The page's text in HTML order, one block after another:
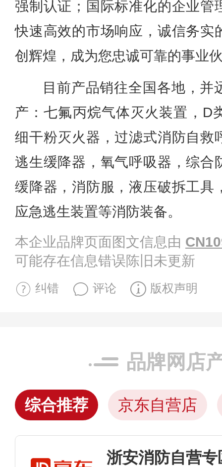
强制认证；国际标准化的企业管
快速高效的市场响应，诚信务实
创辉煌，成为您忠诚可靠的事业
目前产品销往全国各地，并
产：七氟丙烷气体灭火装置，D
细干粉灭火器，过滤式消防自救
逃生缓降器，氧气呼吸器，综合
缓降器，消防服，液压破拆工具
应急逃生装置等消防装备。
本企业品牌页面图文信息由
可能存在信息错误陈旧未更新
纠错 评论 版权声明
品牌网店
综合推荐 京东自营店
浙安消防自营专